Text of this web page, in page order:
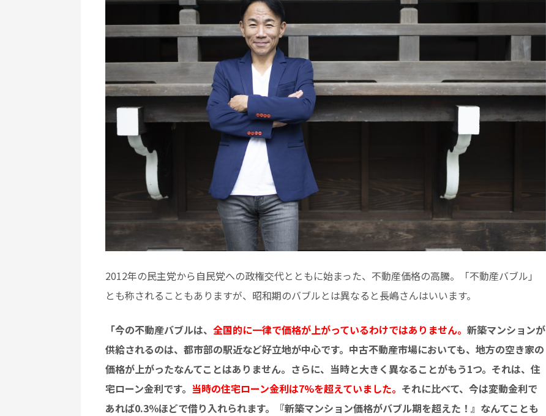
2012年の民主党から自民党への政権交代とともに始まった、不動産価格の高騰。「不動産バブル」
とも称されることもありますが、昭和期のバブルとは異なると長嶋さんはいいます。
「今の不動産バブルは、 全国的に一律で価格が上がっているわけではありません。 新築マンションが
供給されるのは、都市部の駅近など好立地が中心です。中古不動産市場においても、地方の空き家の
価格が上がったなんてことはありません。さらに、当時と大きく異なることがもう1つ。それは、住
宅ローン金利です。 当時の住宅ローン金利は7%を超えていました。 それに比べて、今は変動金利で
あれば0.3％ほどで借り入れられます。『新築マンション価格がバブル期を超えた！』なんてことも